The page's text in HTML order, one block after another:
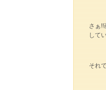
さぁ
して
それ